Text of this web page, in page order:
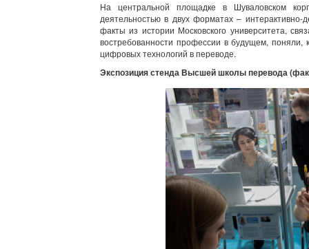
На центральной площадке в Шуваловском
деятельностью в двух форматах –
факты из истории Московского университета,
востребованности профессии в будущем, поняли,
цифровых технологий в переводе.
Экспозиция стенда Высшей школы перевода